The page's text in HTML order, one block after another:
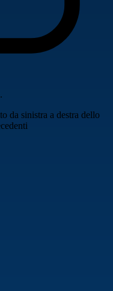
da sinistra a destra dello